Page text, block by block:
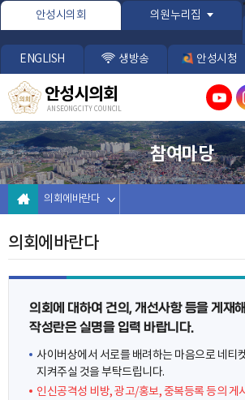
본문바로가기
안성시의회 의원누리집
ENGLISH 생방송 안성시청
안성시의회
ANSEONG CITY COUNCIL
참여마당
의회에바란다
의회에바란다
의회에 대하여 건의, 개선사항 등을 게재
작성란은 실명을 입력 바랍니다.
사이버상에서 서로를 배려하는 마음으로 네티
지켜주실 것을 부탁드립니다.
인신공격성 비방, 광고/홍보, 중복등록 등의 게